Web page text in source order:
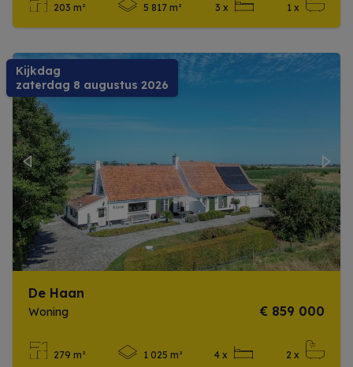
203 m² 5 817 m² 3 x 1 x
Kijkdag
zaterdag 8 augustus 2026
Previous Next
De Haan
Woning € 859 000
279 m² 1 025 m² 4 x 2 x